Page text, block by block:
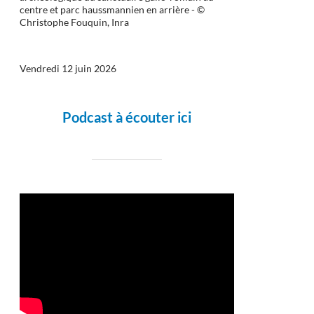
centre et parc haussmannien en arrière - ©
Christophe Fouquin, Inra
Vendredi 12 juin 2026
Podcast à écouter ici